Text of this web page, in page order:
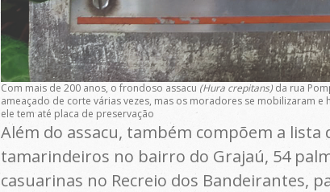
Com mais de 200 anos, o frondoso assacu (Hura crepitans)da rua
ameaçado de corte várias vezes, mas os moradores se mobilizaram e
ele tem até placa de preservação
Além do assacu, também compõem a
tamarindeiros no bairro do Grajaú, 54
casuarinas no Recreio dos Bandeirantes,